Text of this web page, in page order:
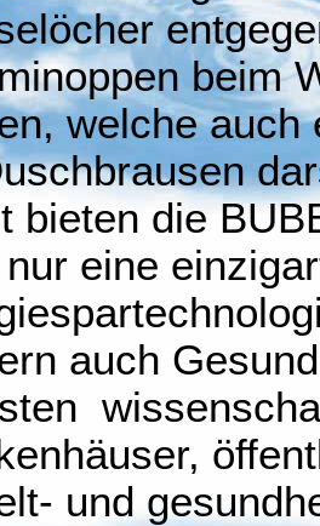
beim
welche auch
bieten die
eine
auch
und